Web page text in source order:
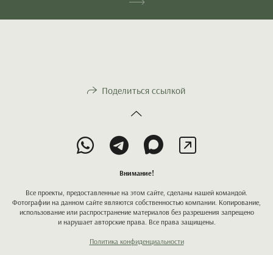
Поделиться ссылкой
Внимание!
Все проекты, предоставленные на этом сайте, сделаны нашей командой.
Фотографии на данном сайте являются собственностью компании. Копирование,
использование или распространение материалов без разрешения запрещено
и нарушает авторские права. Все права защищены.
Политика конфиденциальности